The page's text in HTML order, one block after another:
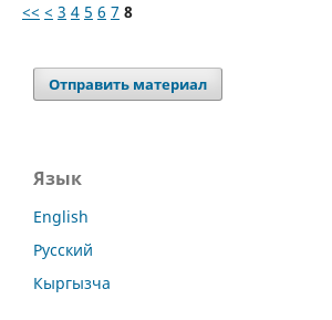
<< < 3 4 5 6 7 8
Отправить материал
Язык
English
Русский
Кыргызча